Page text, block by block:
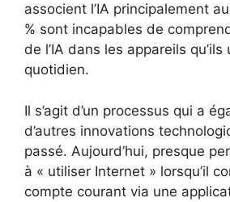
associent l’IA principalement
% sont incapables de
de l’IA dans les appareils
quotidien.
Il s’agit d’un processus qui a
d’autres innovations
passé. Aujourd’hui, presque
à « utiliser Internet » lorsqu’il
compte courant via une